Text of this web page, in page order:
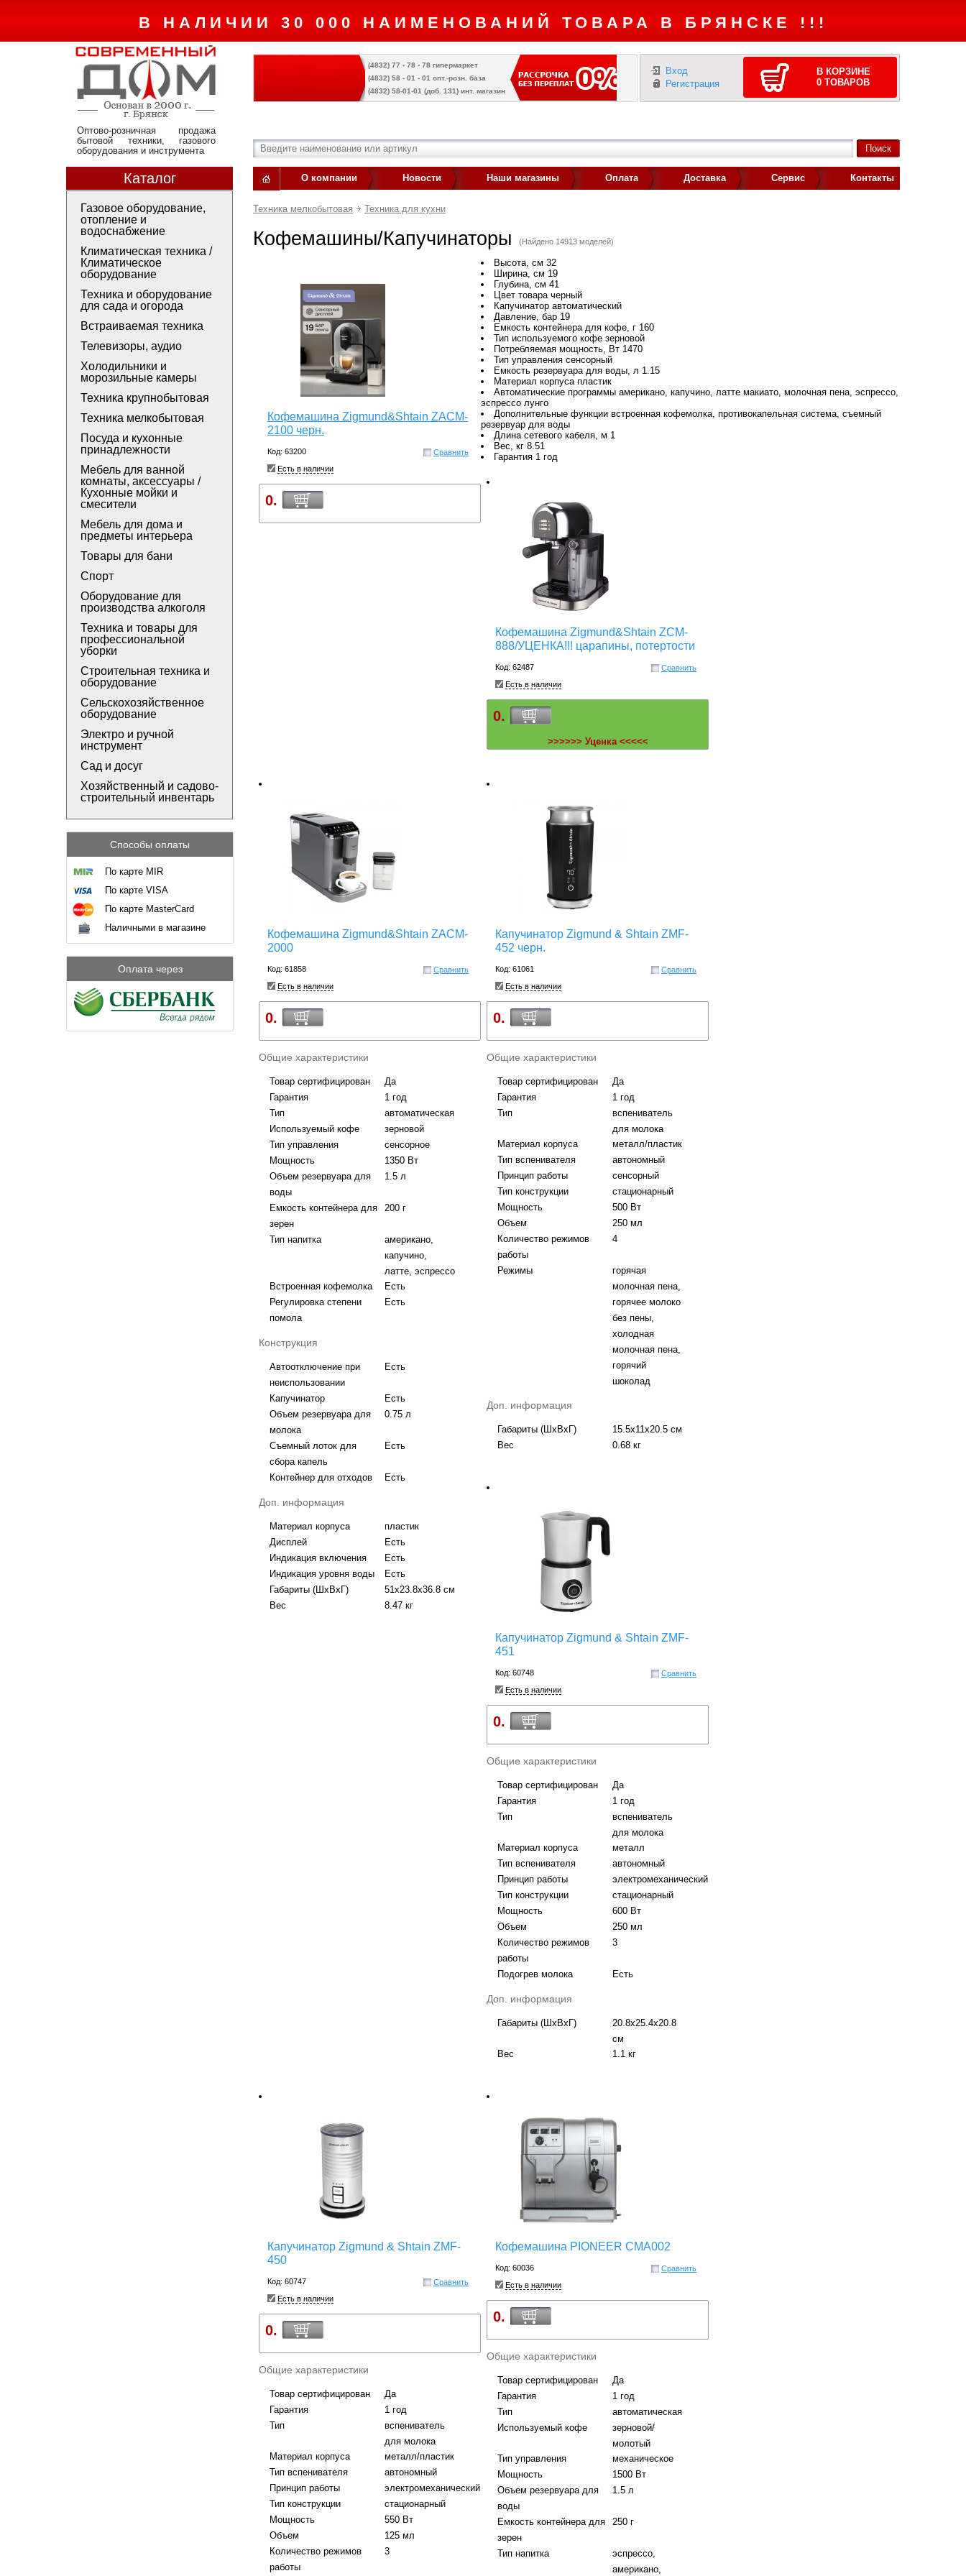
В НАЛИЧИИ 30 000 НАИМЕНОВАНИЙ ТОВАРА В БРЯНСКЕ !!!
Оптово-розничная продажа
бытовой техники, газового
оборудования и инструмента
(4832) 77 - 78 - 78 гипермаркет
(4832) 58 - 01 - 01 опт.-розн. база
(4832) 58-01-01 (доб. 131) инт. магазин
Вход
Регистрация
В КОРЗИНЕ
0 ТОВАРОВ
Каталог
Газовое оборудование,
отопление и
водоснабжение
Климатическая техника /
Климатическое
оборудование
Техника и оборудование
для сада и огорода
Встраиваемая техника
Телевизоры, аудио
Холодильники и
морозильные камеры
Техника крупнобытовая
Техника мелкобытовая
Посуда и кухонные
принадлежности
Мебель для ванной
комнаты, аксессуары /
Кухонные мойки и
смесители
Мебель для дома и
предметы интерьера
Товары для бани
Спорт
Оборудование для
производства алкоголя
Техника и товары для
профессиональной
уборки
Строительная техника и
оборудование
Сельскохозяйственное
оборудование
Электро и ручной
инструмент
Сад и досуг
Хозяйственный и садово-
строительный инвентарь
Способы оплаты
По карте MIR
По карте VISA
По карте MasterCard
Наличными в магазине
Оплата через
О компании Новости Наши магазины Оплата Доставка Сервис Контакты
Техника мелкобытовая Техника для кухни
Кофемашины/Капучинаторы (Найдено 14913 моделей)
Кофемашина Zigmund&Shtain ZACM-
2100 черн.
Код: 63200
Сравнить
Есть в наличии
0.
Высота, см 32
Ширина, см 19
Глубина, см 41
Цвет товара черный
Капучинатор автоматический
Давление, бар 19
Емкость контейнера для кофе, г 160
Тип используемого кофе зерновой
Потребляемая мощность, Вт 1470
Тип управления сенсорный
Емкость резервуара для воды, л 1.15
Материал корпуса пластик
Автоматические программы американо, капучино, латте макиато, молочная пена, эспрессо,
эспрессо лунго
Дополнительные функции встроенная кофемолка, противокапельная система, съемный
резервуар для воды
Длина сетевого кабеля, м 1
Вес, кг 8.51
Гарантия 1 год
Кофемашина Zigmund&Shtain ZCM-
888/УЦЕНКА!!! царапины, потертости
Код: 62487
Сравнить
Есть в наличии
0.
>>>>>> Уценка <<<<<
Кофемашина Zigmund&Shtain ZACM-
2000
Код: 61858
Сравнить
Есть в наличии
0.
Общие характеристики
Товар сертифицирован
Да
Гарантия
1 год
Тип
автоматическая
Используемый кофе
зерновой
Тип управления
сенсорное
Мощность
1350 Вт
Объем резервуара для
воды
1.5 л
Емкость контейнера для
зерен
200 г
Тип напитка
американо,
капучино,
латте, эспрессо
Встроенная кофемолка
Есть
Регулировка степени
помола
Есть
Конструкция
Автоотключение при
неиспользовании
Есть
Капучинатор
Есть
Объем резервуара для
молока
0.75 л
Съемный лоток для
сбора капель
Есть
Контейнер для отходов Есть
Доп. информация
Материал корпуса
пластик
Дисплей
Есть
Индикация включения
Есть
Индикация уровня воды
Есть
Габариты (ШхВхГ)
51х23.8х36.8 см
Вес
8.47 кг
Капучинатор Zigmund & Shtain ZMF-
452 черн.
Код: 61061
Сравнить
Есть в наличии
0.
Общие характеристики
Товар сертифицирован
Да
Гарантия
1 год
Тип
вспениватель
для молока
Материал корпуса
металл/пластик
Тип вспенивателя
автономный
Принцип работы
сенсорный
Тип конструкции
стационарный
Мощность
500 Вт
Объем
250 мл
Количество режимов
работы
4
Режимы
горячая
молочная пена,
горячее молоко
без пены,
холодная
молочная пена,
горячий
шоколад
Доп. информация
Габариты (ШхВхГ)
15.5x11x20.5 см
Вес
0.68 кг
Капучинатор Zigmund & Shtain ZMF-
451
Код: 60748
Сравнить
Есть в наличии
0.
Общие характеристики
Товар сертифицирован
Да
Гарантия
1 год
Тип
вспениватель
для молока
Материал корпуса
металл
Тип вспенивателя
автономный
Принцип работы
электромеханический
Тип конструкции
стационарный
Мощность
600 Вт
Объем
250 мл
Количество режимов
работы
3
Подогрев молока Есть
Доп. информация
Габариты (ШхВхГ)
20.8х25.4х20.8
см
Вес
1.1 кг
Капучинатор Zigmund & Shtain ZMF-
450
Код: 60747
Сравнить
Есть в наличии
0.
Общие характеристики
Товар сертифицирован
Да
Гарантия
1 год
Тип
вспениватель
для молока
Материал корпуса
металл/пластик
Тип вспенивателя
автономный
Принцип работы
электромеханический
Тип конструкции
стационарный
Мощность
550 Вт
Объем
125 мл
Количество режимов
работы
3
Кофемашина PIONEER CMA002
Код: 60036
Сравнить
Есть в наличии
0.
Общие характеристики
Товар сертифицирован
Да
Гарантия
1 год
Тип
автоматическая
Используемый кофе
зерновой/
молотый
Тип управления
механическое
Мощность
1500 Вт
Объем резервуара для
воды
1.5 л
Емкость контейнера для
зерен
250 г
Тип напитка
эспрессо,
американо,